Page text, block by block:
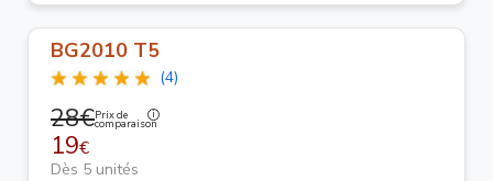
BG2010 T5
(4)
28€Prix de
comparaison
19€
Dès 5 unités